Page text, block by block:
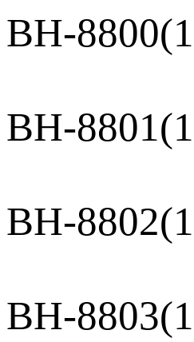
BH-
BH-
BH-
BH-